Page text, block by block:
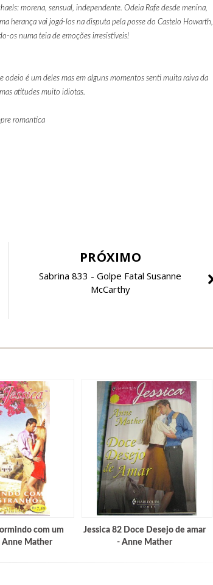
morena, sensual, independente. Odeia Rafe desde menina,
herança vai jogá-los na disputa pela posse do Castelo Howarth,
os numa teia de emoções irresistíveis!
é um deles mas em alguns momentos senti muita raiva da
atitudes muito idiotas.
romantica
PRÓXIMO
Sabrina 833 - Golpe Fatal Susanne
McCarthy
com um
Anne Mather
Jessica 82 Doce Desejo de amar
- Anne Mather